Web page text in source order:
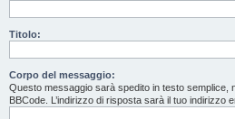
Titolo:
Corpo del messaggio:
Questo messaggio sarà spedito in testo semplice,
BBCode. L’indirizzo di risposta sarà il tuo indirizzo